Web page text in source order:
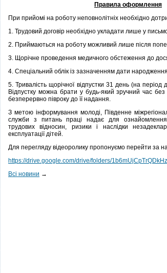
Правила оформлення
При прийомі на роботу неповнолітніх необхідно
1. Трудовий договір необхідно укладати лише у
2. Приймаються на роботу можливий лише після
3. Щорічне проведення медичного обстеження до
4. Спеціальний облік із зазначенням дати
5. Тривалість щорічної відпустки 31 день (на період
Відпустку можна брати у будь-який зручний час без
безперервно півроку до її надання.
З метою інформування молоді, Південне
служби з питань праці надає для
трудових відносин, ризики і наслідки
експлуатації дітей.
Для перегляду відеоролику пропонуємо перейти за
https://drive.google.com/drive/folders/
Всі новини →